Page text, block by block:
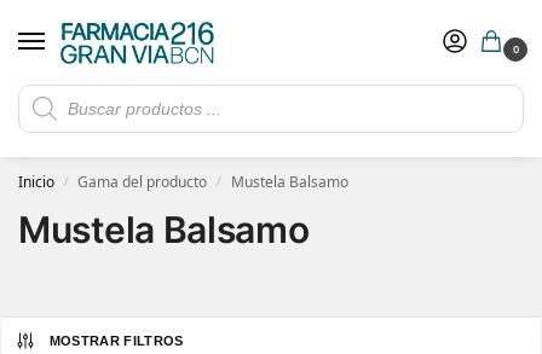
0
Rebajas de verano hasta -30%
​ 5€ de descuento con el cupón 5GRANVIA (compras superiores a 150€)
Inicio / Gama del producto / Mustela Balsamo
Mustela Balsamo
MOSTRAR FILTROS